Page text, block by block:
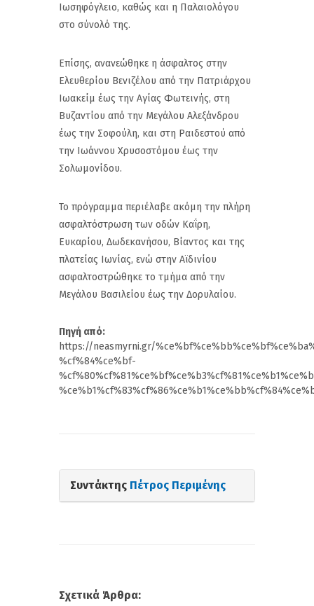
Ιωσηφόγλειο, καθώς και η Παλαιολόγου
στο σύνολό της.
Επίσης, ανανεώθηκε η άσφαλτος στην
Ελευθερίου Βενιζέλου από την Πατριάρχου
Ιωακείμ έως την Αγίας Φωτεινής, στη
Βυζαντίου από την Μεγάλου Αλεξάνδρου
έως την Σοφούλη, και στη Ραιδεστού από
την Ιωάννου Χρυσοστόμου έως την
Σολωμονίδου.
Το πρόγραμμα περιέλαβε ακόμη την πλήρη
ασφαλτόστρωση των οδών Καΐρη,
Ευκαρίου, Δωδεκανήσου, Βίαντος και της
πλατείας Ιωνίας, ενώ στην Αϊδινίου
ασφαλτοστρώθηκε το τμήμα από την
Μεγάλου Βασιλείου έως την Δορυλαίου.
Πηγή από:
https://neasmyrni.gr/
%cf%84%ce%bf-
Συντάκτης Πέτρος Περιμένης
Σχετικά Άρθρα: